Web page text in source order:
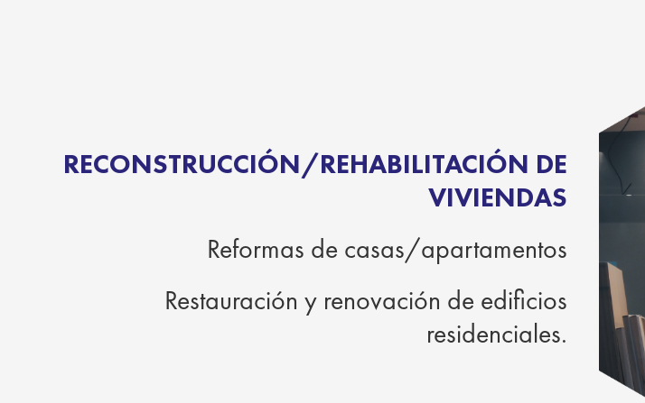
RECONSTRUCCIÓN/REHABILITACIÓN DE
VIVIENDAS
Reformas de casas/apartamentos
Restauración y renovación de edificios
residenciales.